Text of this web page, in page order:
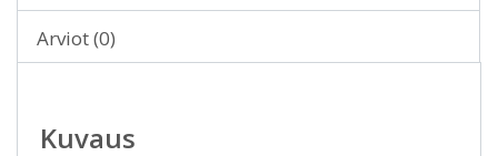
Arviot (0)
Kuvaus